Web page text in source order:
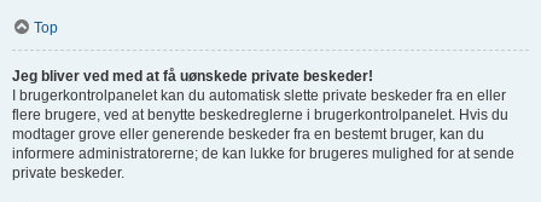
Top
Jeg bliver ved med at få uønskede private beskeder!
I brugerkontrolpanelet kan du automatisk slette private beskeder fra en eller
flere brugere, ved at benytte beskedreglerne i brugerkontrolpanelet. Hvis du
modtager grove eller generende beskeder fra en bestemt bruger, kan du
informere administratorerne; de kan lukke for brugeres mulighed for at sende
private beskeder.